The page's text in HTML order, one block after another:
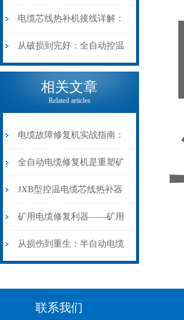
断逻辑
辑
工作原理：揭秘高效润滑的
机械密码
电缆芯线热补机接线详解：
从入门到精通
从破损到完好：全自动控温
电缆热补机的核心价值
相关文章
Related articles
电缆故障修复机实战指南：
从“盲测”到“精确定点”的三
步作业法
全自动电缆修复机是重塑矿
山电力动脉的“智能外科医
生”
JXB型控温电缆芯线热补器
安装与接线：精准修复的工
艺基石
矿用电缆修复利器——矿用
电缆热补机智能控温，安全
从损伤到重生：半自动电缆
联系我们